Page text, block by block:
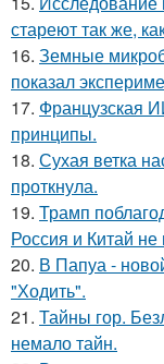
стареют так же,
16. Земные
показал
17. Французская
принципы.
18. Сухая ветка
проткнула.
19. Трамп
Россия и Китай
20. В Папуа -
"Ходить".
21. Тайны гор.
немало тайн.